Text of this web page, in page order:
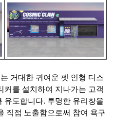
거대한 귀여운 펫 인형 디스
커를 설치하여 지나가는 고객
유도합니다. 투명한 유리창을
직접 노출함으로써 참여 욕구